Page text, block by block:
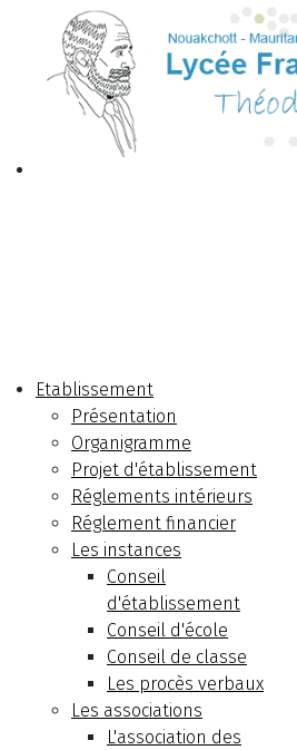
Etablissement
Présentation
Organigramme
Projet d'établissement
Réglements intérieurs
Réglement financier
Les instances
Conseil
d'établissement
Conseil d'école
Conseil de classe
Les procès verbaux
Les associations
L'association des